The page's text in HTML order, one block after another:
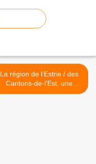
La région de l’Estrie / des
Cantons-de-l’Est, une
réussite québécoise